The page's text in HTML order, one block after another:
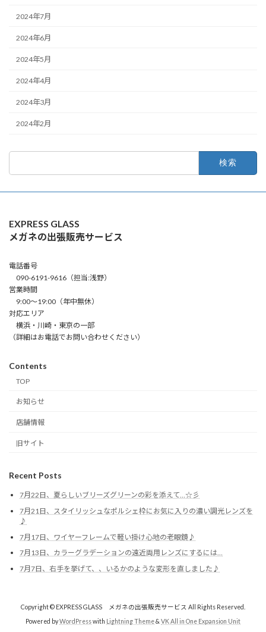
2024年7月
2024年6月
2024年5月
2024年4月
2024年3月
2024年2月
EXPRESS GLASS
メガネの出張販売サービス
電話番号
090-6191-9616（担当:浅野）
営業時間
9:00～19:00（年中無休）
対応エリア
横浜・川崎・東京の一部
（詳細はお電話でお問い合わせください）
Contents
TOP
お知らせ
店舗情報
旧サイト
Recent Posts
7月22日、夏らしいブリーズグリーンの彩を添えて…☆彡
7月21日、スタイリッシュなポルシェ枠にお気に入りの濃い調光レンズを
♪
7月17日、ワイヤーフレームで軽い掛け心地の老眼鏡♪
7月13日、カラーグラデーションの遠近両用レンズにするには…
7月7日、右手を挙げて、、いるかのような変形を直しました♪
Copyright © EXPRESS GLASS メガネの出張販売サービス All Rights Reserved.
Powered byWordPresswith Lightning Theme& VK All in One Expansion Unit